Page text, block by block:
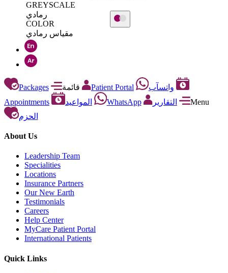
GREYSCALE
رمادي
COLOR
مقياس رمادي
Packages Patient Portal
واتسآب
Appointments
المواعيد WhatsApp التقارير
Menu
الحزم
About Us
Leadership Team
Specialities
Locations
Insurance Partners
Our New Earth
Testimonials
Careers
Help Center
MyCare Patient Portal
International Patients
Quick Links